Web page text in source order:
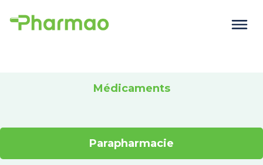
Médicaments
Parapharmacie